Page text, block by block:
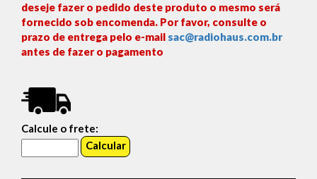
deseje fazer o pedido deste produto o mesmo será
fornecido sob encomenda. Por favor, consulte o
prazo de entrega pelo e-mail sac@radiohaus.com.br
antes de fazer o pagamento
Calcule o frete: